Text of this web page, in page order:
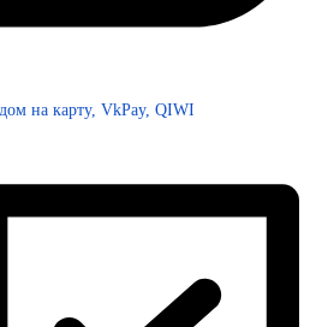
на карту, VkPay, QIWI